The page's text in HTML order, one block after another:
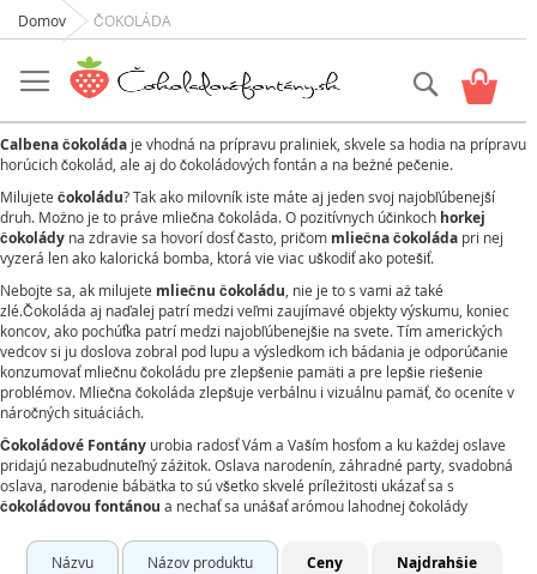
to
Content
Košík
Vyhľadať
Domov ČOKOLÁDA
Calbena čokoláda je vhodná na prípravu praliniek, skvele sa hodia na prípravu
horúcich čokolád, ale aj do čokoládových fontán a na bežné pečenie.
Milujete čokoládu? Tak ako milovník iste máte aj jeden svoj najobľúbenejší
druh. Možno je to práve mliečna čokoláda. O pozitívnych účinkoch horkej
čokolády na zdravie sa hovorí dosť často, pričom mliečna čokoláda pri nej
vyzerá len ako kalorická bomba, ktorá vie viac uškodiť ako potešiť.
Nebojte sa, ak milujete mliečnu čokoládu , nie je to s vami až také
zlé.Čokoláda aj naďalej patrí medzi veľmi zaujímavé objekty výskumu, koniec
koncov, ako pochúťka patrí medzi najobľúbenejšie na svete. Tím amerických
vedcov si ju doslova zobral pod lupu a výsledkom ich bádania je odporúčanie
konzumovať mliečnu čokoládu pre zlepšenie pamäti a pre lepšie riešenie
problémov. Mliečna čokoláda zlepšuje verbálnu i vizuálnu pamäť, čo oceníte v
náročných situáciách.
Čokoládové Fontány urobia radosť Vám a Vaším hosťom a ku každej oslave
pridajú nezabudnuteľný zážitok. Oslava narodenín, záhradné party, svadobná
oslava, narodenie bábätka to sú všetko skvelé príležitosti ukázať sa s
čokoládovou fontánou a nechať sa unášať arómou lahodnej čokolády
Názvu Názov produktu Ceny
Najdrahšie